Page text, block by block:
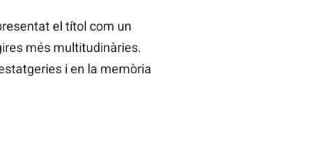
el títol com un
més multitudinàries.
i en la memòria